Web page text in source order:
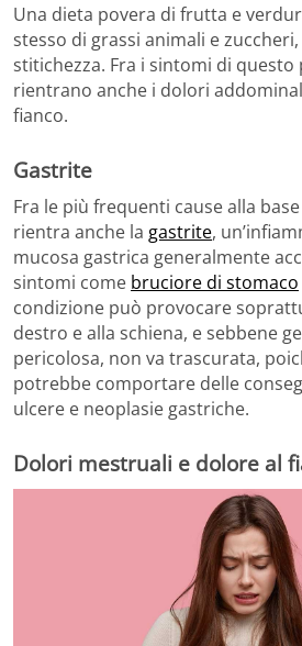
Una dieta povera di frutta e
stesso di grassi animali e
stitichezza. Fra i sintomi di
rientrano anche i dolori
fianco.
Gastrite
Fra le più frequenti cause alla
rientra anche la gastrite,
mucosa gastrica generalmente
sintomi come bruciore di stomaco
condizione può provocare
destro e alla schiena, e sebbene
pericolosa, non va trascurata,
potrebbe comportare delle
ulcere e neoplasie gastriche.
Dolori mestruali e dolore al